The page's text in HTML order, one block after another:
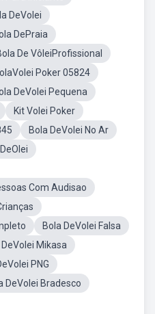
DeVolei
DePraia
De VôleiProfissional
Poker 05824
DeVolei Pequena
Kit Volei Poker
Bola DeVolei No Ar
Com Audisao
Bola DeVolei Falsa
DeVolei Mikasa
PNG
DeVolei Bradesco